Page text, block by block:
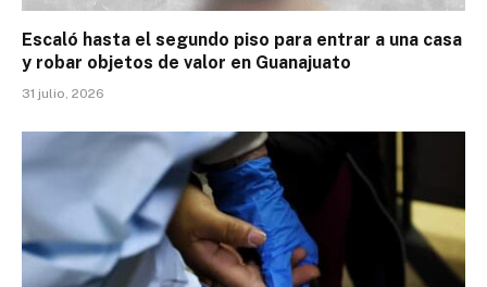
Escaló hasta el segundo piso para entrar a una casa
y robar objetos de valor en Guanajuato
31 julio, 2026